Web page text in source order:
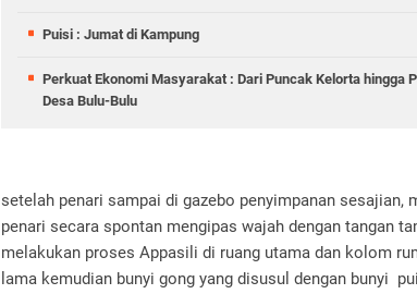
Puisi : Jumat di Kampung
Perkuat Ekonomi Masyarakat : Dari Puncak Kelorta hingga
Desa Bulu-Bulu
setelah penari sampai di gazebo penyimpanan sesajian,
penari secara spontan mengipas wajah dengan tangan
melakukan proses Appasili di ruang utama dan kolom
lama kemudian bunyi gong yang disusul dengan bunyi